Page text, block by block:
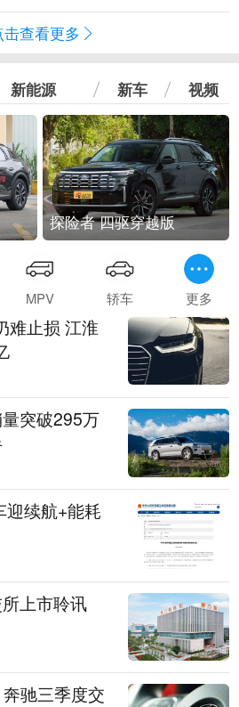
击查看更多
新能源 新车 视频
探险者 四驱穿越版
MPV 轿车 更多
难止损 江淮
突破295万
迎续航+能耗
上市聆讯
驰三季度交